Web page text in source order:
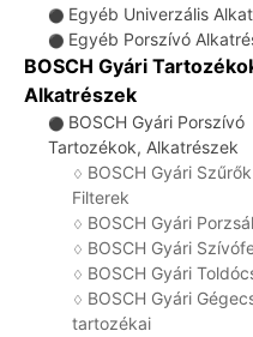
⚫ Egyéb Univerzális
⚫ Egyéb Porszívó
BOSCH Gyári
Alkatrészek
⚫ BOSCH Gyári Porszívó
Tartozékok, Alkatrészek
♢ BOSCH Gyári
Filterek
♢ BOSCH Gyári
♢ BOSCH Gyári
♢ BOSCH Gyári
♢ BOSCH Gyári
tartozékai